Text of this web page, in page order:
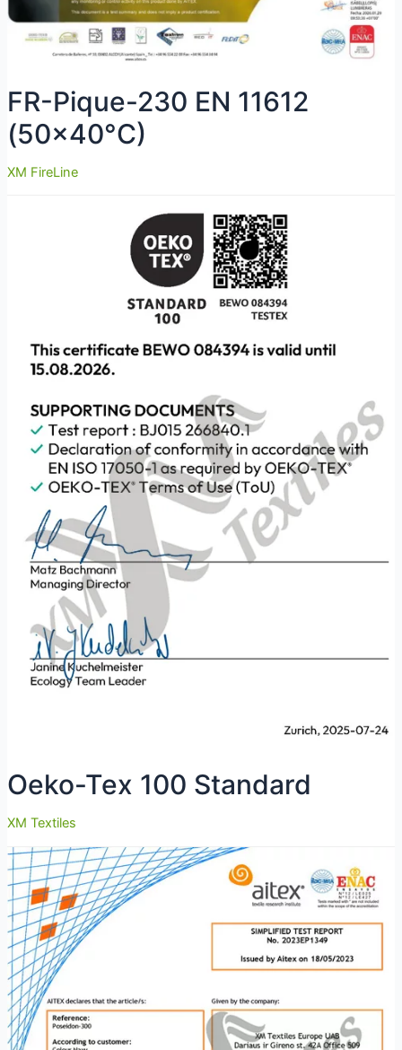
FR-Pique-230 EN 11612
(50×40°C)
XM FireLine
Oeko-Tex 100 Standard
XM Textiles